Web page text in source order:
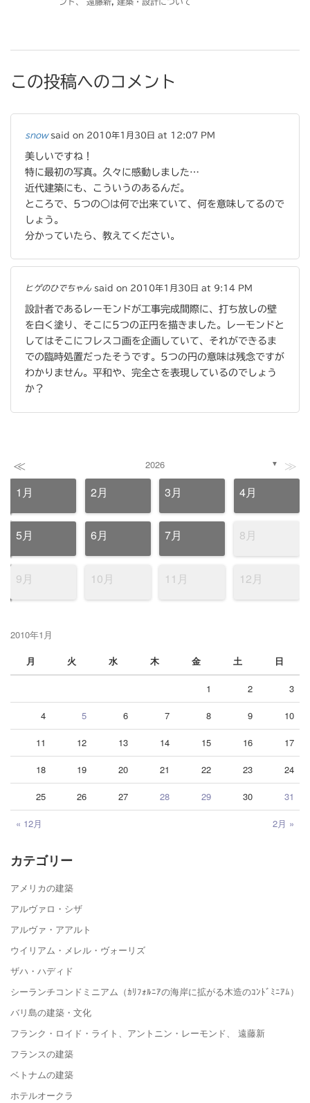
この投稿へのコメント
snowsaid on 2010年1月30日 at 12:07 PM
美しいですね！
特に最初の写真。久々に感動しました…
近代建築にも、こういうのあるんだ。
ところで、5つの○は何で出来ていて、何を意味してるので
しょう。
分かっていたら、教えてください。
ヒゲのひでちゃん said on 2010年1月30日 at 9:14 PM
設計者であるレーモンドが工事完成間際に、打ち放しの壁
を白く塗り、そこに5つの正円を描きました。レーモンドと
してはそこにフレスコ画を企画していて、それができるま
での臨時処置だったそうです。5つの円の意味は残念ですが
わかりません。平和や、完全さを表現しているのでしょう
か？
≪ 2026 ▼ ≫
1月 2月 3月 4月
5月 6月 7月 8月
9月 10月 11月 12月
2010年1月
月
火 水 木 金 土 日
« 12月 2月 »
1 2 3
4 5 6 7 8 9 10
11 12 13 14 15 16 17
18 19 20 21 22 23 24
25 26 27 28 29 30 31
カテゴリー
アメリカの建築
アルヴァロ・シザ
アルヴァ・アアルト
ウイリアム・メレル・ヴォーリズ
ザハ・ハディド
シーランチコンドミニアム（ｶﾘﾌｫﾙﾆｱの海岸に拡がる木造のｺﾝﾄﾞﾐﾆｱﾑ）
バリ島の建築・文化
フランク・ロイド・ライト、アントニン・レーモンド、 遠藤新
フランスの建築
ベトナムの建築
ホテルオークラ